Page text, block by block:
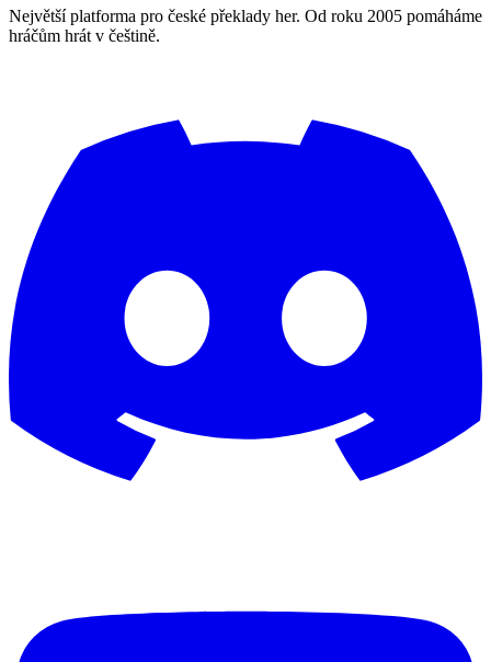
Největší platforma pro české překlady her. Od roku 2005 pomáháme
hráčům hrát v češtině.